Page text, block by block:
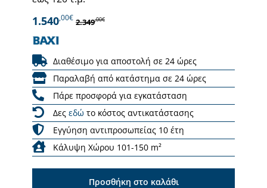
1.540,00€ 2.349,00€
Διαθέσιμο για αποστολή σε 24 ώρες
Παραλαβή από κατάστημα σε 24 ώρες
Πάρε προσφορά για εγκατάσταση
Δες εδώ το κόστος αντικατάστασης
Εγγύηση αντιπροσωπείας 10 έτη
Κάλυψη Χώρου 101-150 m²
Προσθήκη στο καλάθι